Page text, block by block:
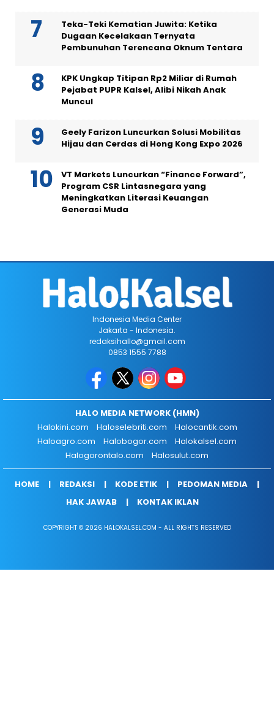
Teka-Teki Kematian Juwita: Ketika
Dugaan Kecelakaan Ternyata
Pembunuhan Terencana Oknum Tentara
KPK Ungkap Titipan Rp2 Miliar di Rumah
Pejabat PUPR Kalsel, Alibi Nikah Anak
Muncul
Geely Farizon Luncurkan Solusi Mobilitas
Hijau dan Cerdas di Hong Kong Expo 2026
VT Markets Luncurkan “Finance Forward”,
Program CSR Lintasnegara yang
Meningkatkan Literasi Keuangan
Generasi Muda
Indonesia Media Center
Jakarta - Indonesia.
redaksihallo@gmail.com
0853 1555 7788
HALO MEDIA NETWORK (HMN)
Halokini.com
Haloselebriti.com
Halocantik.com
Haloagro.com
Halobogor.com
Halokalsel.com
Halogorontalo.com
Halosulut.com
HOME REDAKSI KODE ETIK
PEDOMAN MEDIA
HAK JAWAB
KONTAK IKLAN
COPYRIGHT © 2026 HALOKALSEL.COM - ALL RIGHTS RESERVED